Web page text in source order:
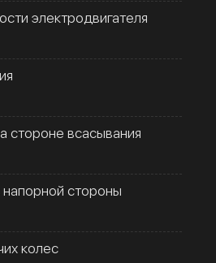
электродвигателя
стороне всасывания
стороны
колес